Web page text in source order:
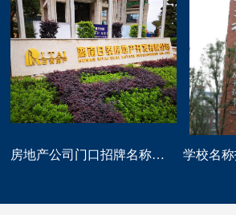
房地产公司门口招牌名称广告字制作